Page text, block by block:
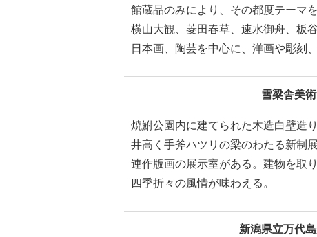
館蔵品のみにより、その都度テーマ
横山大観、菱田春草、速水御舟、板
日本画、陶芸を中心に、洋画や彫刻
雪梁舎美
焼鮒公園内に建てられた木造白壁造
井高く手斧ハツリの梁のわたる新制
連作版画の展示室がある。建物を取
四季折々の風情が味わえる。
新潟県立万代